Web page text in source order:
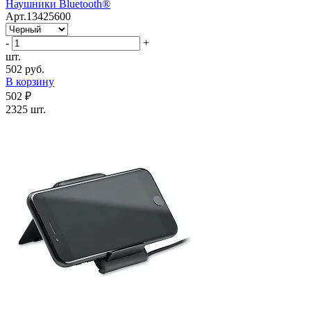
Наушники Bluetooth®
Арт.13425600
-
+
шт.
502 руб.
В корзину
502 ₽
2325 шт.